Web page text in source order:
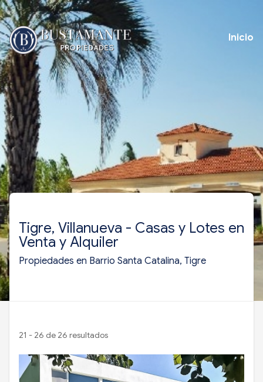
Inicio
Tigre, Villanueva - Casas y Lotes en
Venta y Alquiler
Propiedades en Barrio Santa Catalina, Tigre
21 - 26 de 26 resultados